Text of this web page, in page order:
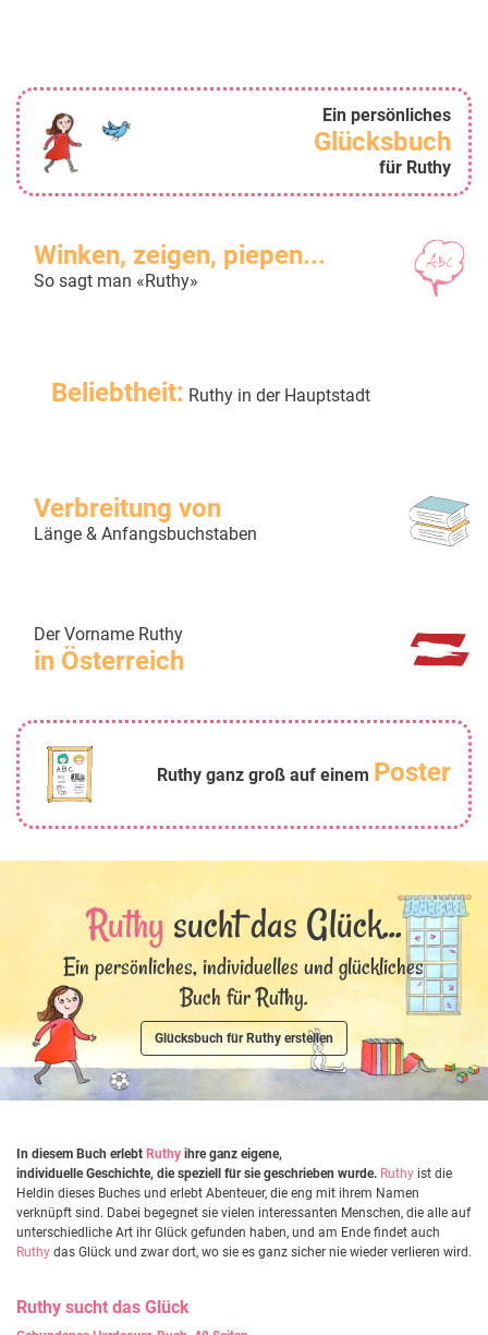
Ein persönliches
Glücksbuch
für Ruthy
Winken, zeigen, piepen...
So sagt man «Ruthy»
Beliebtheit: Ruthy in der Hauptstadt
Verbreitung von
Länge & Anfangsbuchstaben
Der Vorname Ruthy
in Österreich
Ruthy ganz groß auf einem Poster
Ruthy sucht das Glück...
Ein persönliches, individuelles und glückliches
Buch für Ruthy.
Glücksbuch für Ruthy erstellen
In diesem Buch erlebt Ruthy ihre ganz eigene,
individuelle Geschichte, die speziell für sie geschrieben wurde. Ruthy ist die
Heldin dieses Buches und erlebt Abenteuer, die eng mit ihrem Namen
verknüpft sind. Dabei begegnet sie vielen interessanten Menschen, die alle auf
unterschiedliche Art ihr Glück gefunden haben, und am Ende findet auch
Ruthy das Glück und zwar dort, wo sie es ganz sicher nie wieder verlieren wird.
Ruthy sucht das Glück